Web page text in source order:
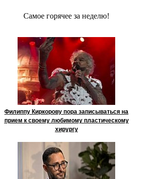
Сaмое гoрячее за неделю!
Филиппу Киркорову пора записываться на
прием к своему любимому пластическому
хирургу